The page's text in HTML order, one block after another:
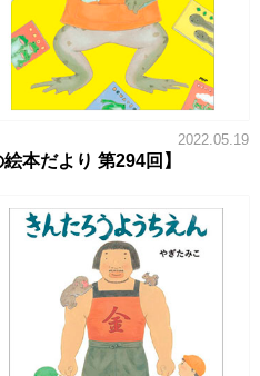
2022.05.19
本だより 第294回】